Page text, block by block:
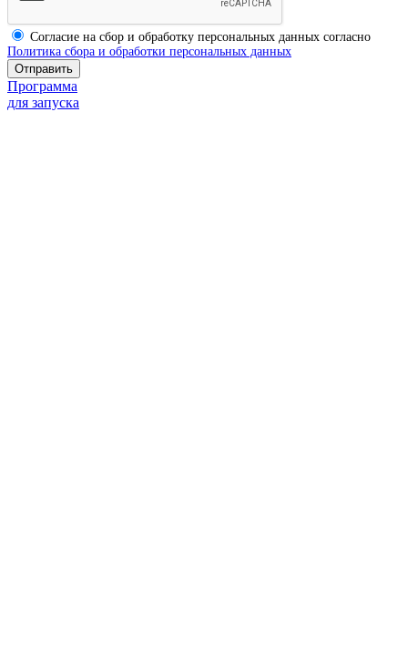
Согласие на сбор и обработку персональных данных согласно
Политика сбора и обработки персональных данных
Программа
для запуска